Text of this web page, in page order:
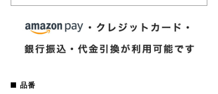
品番